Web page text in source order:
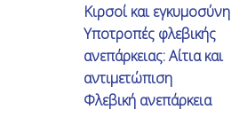
Κιρσοί και εγκυμοσύνη
Υποτροπές φλεβικής
ανεπάρκειας: Αίτια και
αντιμετώπιση
Φλεβική ανεπάρκεια